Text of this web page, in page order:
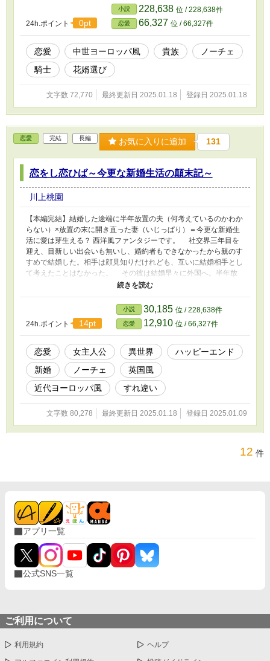
24h.ポイント 0pt
小説 228,638 位 / 228,638件
恋愛 66,327 位 / 66,327件
恋愛 中世ヨーロッパ風 貴族
ノーチェ
騎士
花婿選び
文字数 72,770 最終更新日 2025.01.18 登録日 2025.01.18
恋愛 完結 長編 お気に入りに追加 131
恋をし恋ひば～今更な新婚生活の顛末記～
川上桃園
【本編完結】結婚した途端に半年放置の夫（何考えているのかわか
らない）×放置の末に開き直った妻（いじっぱり）＝今更な新婚生
活に愛は芽生える？ 西洋風ファンタジーです。 社交界三年目を
迎え、目新しい出会いも無いし、婚約者もできなかったから親のす
すめで結婚した。相手は顔見知りだけれども、互いに結婚相手とし
て考えたことはなかった。 その彼は結婚早々に外国へ。半年放
っておかれたころに帰ってきたけれど、接し方がわからない。しか
も本人は私の知らないうちに二週間の休暇をもらってきた。いろい
ろ言いたいことはあるけれど、せっかくだからと新婚旅行（ハネム
ーン）の計画を立てることにした。行き先は保養地で有名なハウニ
ーコート。数多くのロマンス小説の舞台にもなった恋の生まれる地
で、私たちは一人の女性と関わることになる（【ハウニーコートの
恋】）。 結婚してはじめての社交界。昼間のパーティーで昔好
きだった人と再会した（【昔、好きだった人】）。 夫の提案で
我が家でパーティーを開くことになったが、いろいろやらなくては
いけないことも多い上に、信頼していた執事の様子もおかしくなっ
て……（【サルマン家のパーティー】）。 あの夜で夫との絆が
いっそう深まったかと言えばそうでもなかった。不満を溜めこんで
いたところに夫が友人を家に招くと言い出した。突然すぎる！ し
かもその友人はかなり恐れ多い身分の人で……（【釣った魚には餌
24h.ポイント 14pt
小説 30,185 位 / 228,638件
恋愛 12,910 位 / 66,327件
恋愛 女主人公 異世界
ハッピーエンド
新婚
ノーチェ
英国風
近代ヨーロッパ風
すれ違い
文字数 80,278 最終更新日 2025.01.18 登録日 2025.01.09
12 件
アプリ一覧
公式SNS一覧
ご利用について
利用規約 ヘルプ